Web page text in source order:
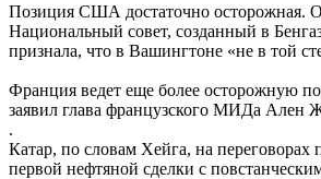
Позиция США достаточно осторожная.
Национальный совет, созданный в
признала, что в Вашингтоне «не в той
Франция ведет еще более осторожную
заявил глава французского МИДа Ален
.
Катар, по словам Хейга, на
первой нефтяной сделки с